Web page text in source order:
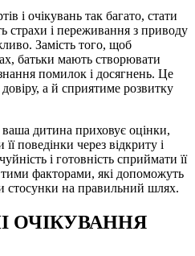
і очікувань так багато, стати
страхи і переживання з приводу
Замість того, щоб
батьки мають створювати
помилок і досягнень. Це
а й сприятиме розвитку
дитина приховує оцінки,
поведінки через відкриту і
і готовність сприймати її
тими факторами, які допоможуть
стосунки на правильний шлях.
ОЧІКУВАННЯ